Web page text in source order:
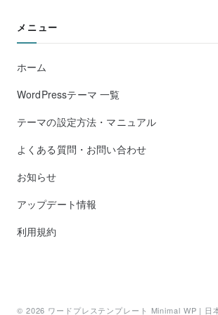
メニュー
ホーム
WordPressテーマ 一覧
テーマの設定方法・マニュアル
よくある質問・お問い合わせ
お知らせ
アップデート情報
利用規約
© 2026 ワードプレステンプレート Minimal WP | 日